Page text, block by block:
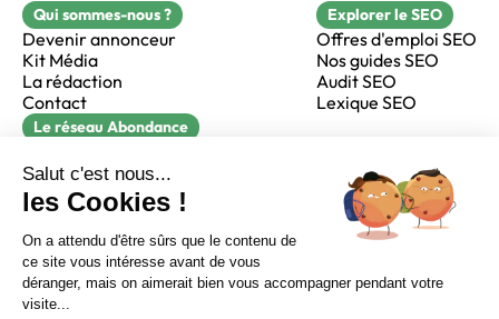
Sur LinkedIn Sur Youtube
Sur X Sur Facebook
Qui sommes-nous ?
Devenir annonceur
Kit Média
La rédaction
Contact
Explorer le SEO
Offres d'emploi SEO
Nos guides SEO
Audit SEO
Lexique SEO
Le réseau Abondance
Réacteur
alfie formation